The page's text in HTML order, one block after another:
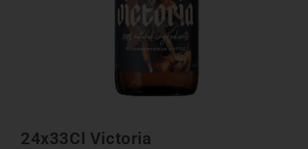
24x33Cl Victoria